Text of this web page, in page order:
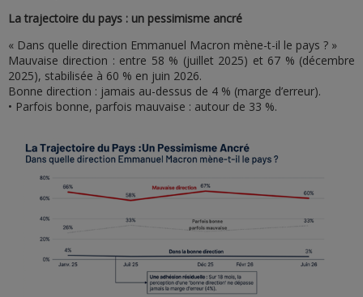
La trajectoire du pays : un pessimisme ancré
« Dans quelle direction Emmanuel Macron mène-t-il le pays ? »
Mauvaise direction : entre 58 % (juillet 2025) et 67 % (décembre
2025), stabilisée à 60 % en juin 2026.
Bonne direction : jamais au-dessus de 4 % (marge d’erreur).
• Parfois bonne, parfois mauvaise : autour de 33 %.